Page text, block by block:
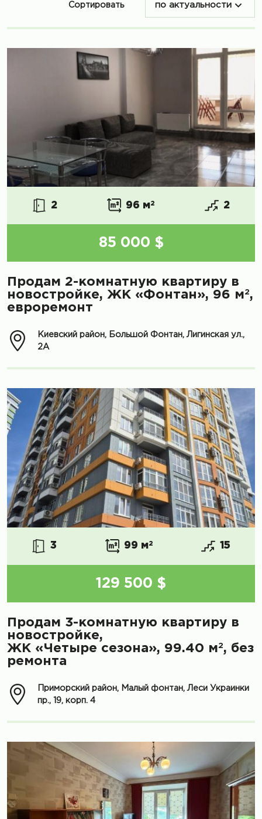
Сортировать по актуальности
2 96 м2 2
85 000 $
Продам 2-комнатную квартиру в
новостройке, ЖК «Фонтан», 96 м2,
евроремонт
Киевский район, Большой Фонтан, Лигинская ул.,
2А
3 99 м2 15
129 500 $
Продам 3-комнатную квартиру в
новостройке,
ЖК «Четыре сезона», 99.40 м2, без
ремонта
Приморский район, Малый фонтан, Леси Украинки
пр., 19, корп. 4